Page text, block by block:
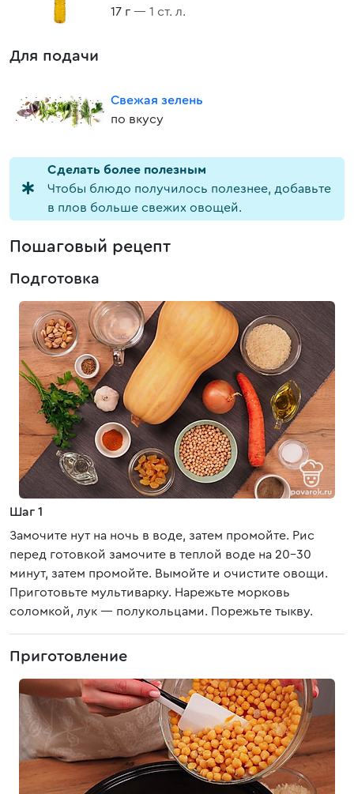
17 г — 1 ст. л.
Для подачи
Свежая зелень
по вкусу
Cделать более полезным
Чтобы блюдо получилось полезнее, добавьте
в плов больше свежих овощей.
Пошаговый рецепт
Подготовка
Шаг 1
Замочите нут на ночь в воде, затем промойте. Рис
перед готовкой замочите в теплой воде на 20-30
минут, затем промойте. Вымойте и очистите овощи.
Приготовьте мультиварку. Нарежьте морковь
соломкой, лук — полукольцами. Порежьте тыкву.
Приготовление